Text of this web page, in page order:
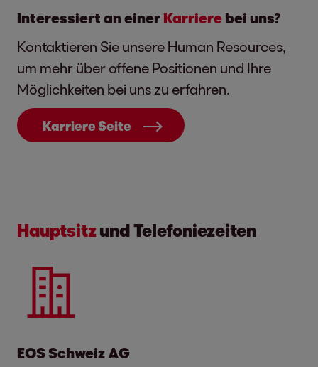
Interessiert an einer Karriere bei uns?
Kontaktieren Sie unsere Human Resources,
um mehr über offene Positionen und Ihre
Möglichkeiten bei uns zu erfahren.
Karriere Seite
Hauptsitzund Telefoniezeiten
EOS Schweiz AG